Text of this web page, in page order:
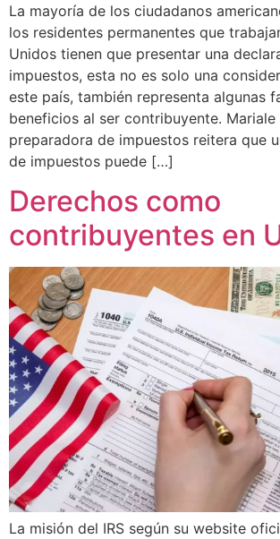
La mayoría de los ciudadanos
los residentes permanentes que
Unidos tienen que presentar una
impuestos, esta no es solo una
este país, también representa algunas
beneficios al ser contribuyente. Mariale
preparadora de impuestos reitera que
de impuestos puede […]
Derechos como
contribuyentes en
La misión del IRS según su website